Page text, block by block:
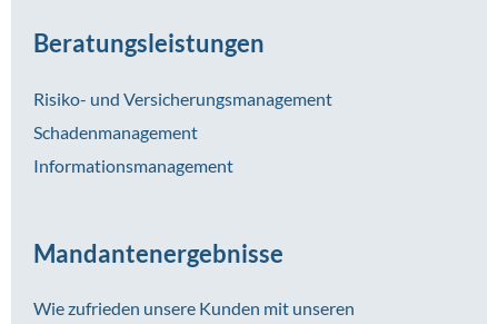
Beratungsleistungen
Risiko- und Versicherungsmanagement
Schadenmanagement
Informationsmanagement
Mandantenergebnisse
Wie zufrieden unsere Kunden mit unseren